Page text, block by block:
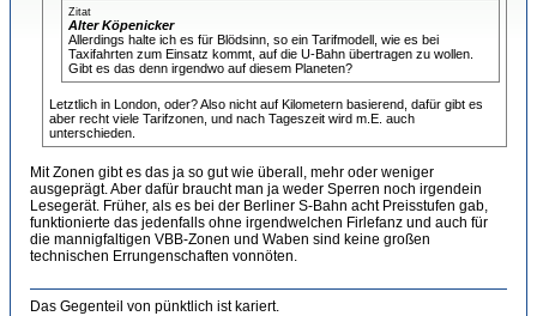
Zitat
Alter Köpenicker
Allerdings halte ich es für Blödsinn, so ein Tarifmodell, wie es bei
Taxifahrten zum Einsatz kommt, auf die U-Bahn übertragen zu wollen.
Gibt es das denn irgendwo auf diesem Planeten?
Letztlich in London, oder? Also nicht auf Kilometern basierend, dafür gibt es
aber recht viele Tarifzonen, und nach Tageszeit wird m.E. auch
unterschieden.
Mit Zonen gibt es das ja so gut wie überall, mehr oder weniger
ausgeprägt. Aber dafür braucht man ja weder Sperren noch irgendein
Lesegerät. Früher, als es bei der Berliner S-Bahn acht Preisstufen gab,
funktionierte das jedenfalls ohne irgendwelchen Firlefanz und auch für
die mannigfaltigen VBB-Zonen und Waben sind keine großen
technischen Errungenschaften vonnöten.
Das Gegenteil von pünktlich ist kariert.